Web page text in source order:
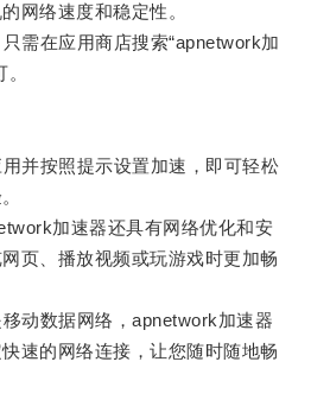
网络速度和稳定性。
在应用商店搜索“apnetwork加
按照提示设置加速，即可轻松
加速器还具有网络优化和安
页、播放视频或玩游戏时更加畅
数据网络，apnetwork加速器
速的网络连接，让您随时随地畅